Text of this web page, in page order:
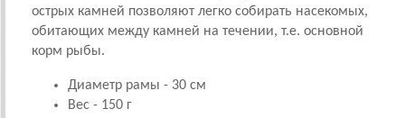
острых камней позволяют легко собирать насекомых,
обитающих между камней на течении, т.е. основной
корм рыбы.
Диаметр рамы - 30 см
Вес - 150 г